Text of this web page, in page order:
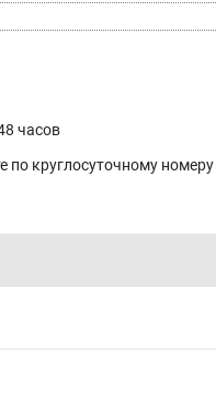
часов
по круглосуточному номеру